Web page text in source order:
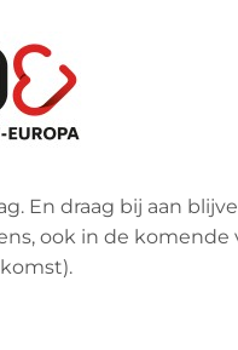
En draag bij aan
ook in de komende
.